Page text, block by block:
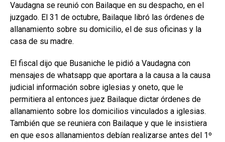
Vaudagna se reunió con Bailaque en su despacho, en el
juzgado. El 31 de octubre, Bailaque libró las órdenes de
allanamiento sobre su domicilio, el de sus oficinas y la
casa de su madre.
El fiscal dijo que Busaniche le pidió a Vaudagna con
mensajes de whatsapp que aportara a la causa a la causa
judicial información sobre iglesias y oneto, que le
permitiera al entonces juez Bailaque dictar órdenes de
allanamiento sobre los domicilios vinculados a iglesias.
También que se reuniera con Bailaque y que le insistiera
en que esos allanamientos debían realizarse antes del 1º